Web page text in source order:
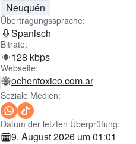
Neuquén
Übertragungssprache:
Spanisch
Bitrate:
128 kbps
Webseite:
ochentoxico.com.ar
Soziale Medien:
Datum der letzten Überprüfung:
9. August 2026 um 01:01